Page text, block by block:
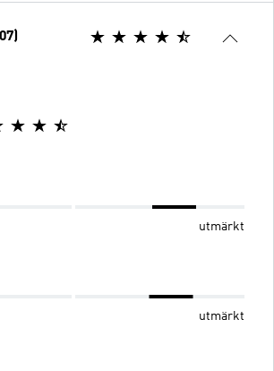
utmärkt
utmärkt